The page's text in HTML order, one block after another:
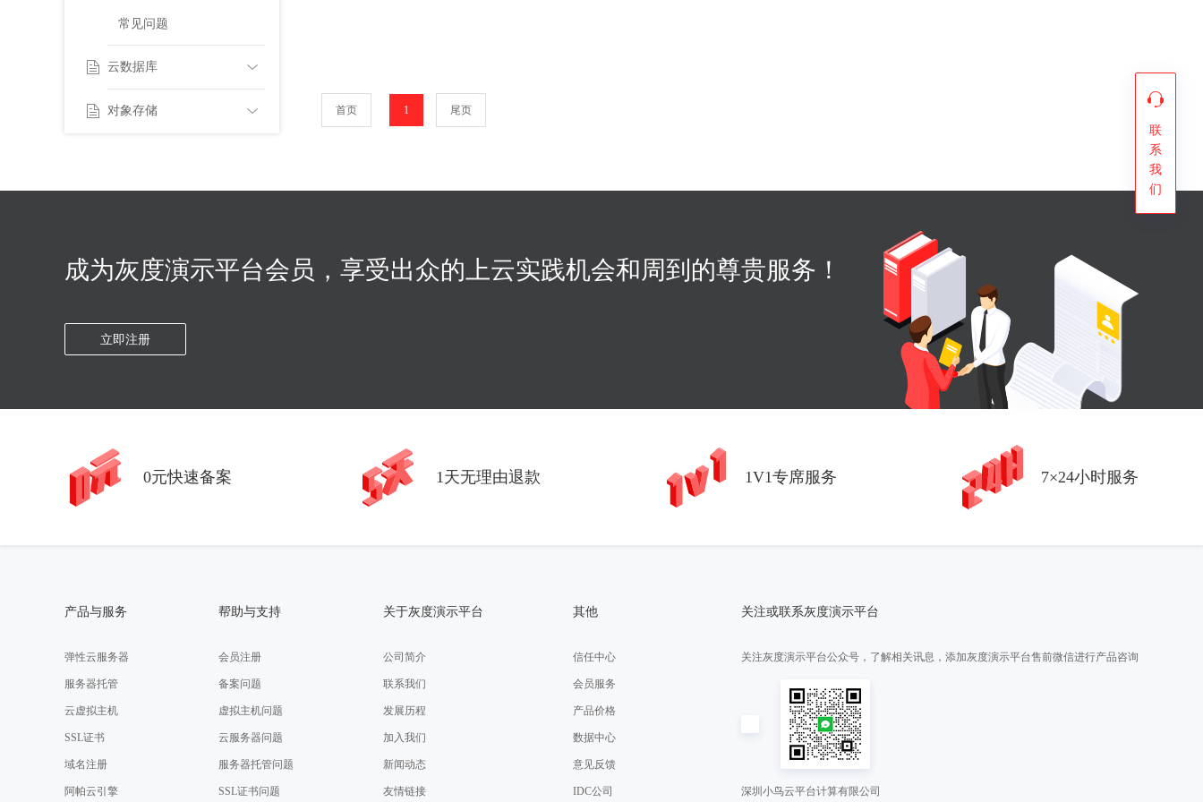
常见问题
云数据库
产品简介
连接实例
控制台使用指南
对象存储 首页 1 尾页
成为灰度演示平台会员，享受出众的上云实践机会和周到的尊贵服务！
立即注册
0元快速备案 1天无理由退款 1V1专席服务 7×24小时服务
联
系
我
们
产品与服务
弹性云服务器
服务器托管
云虚拟主机
SSL证书
域名注册
阿帕云引擎
帮助与支持
会员注册
备案问题
虚拟主机问题
云服务器问题
服务器托管问题
SSL证书问题
关于灰度演示平台
公司简介
联系我们
发展历程
加入我们
新闻动态
友情链接
其他
信任中心
会员服务
产品价格
数据中心
意见反馈
IDC公司
关注或联系灰度演示平台
关注灰度演示平台公众号，了解相关讯息，添加灰度演示平台售前微信进行产品咨询
深圳小鸟云平台计算有限公司